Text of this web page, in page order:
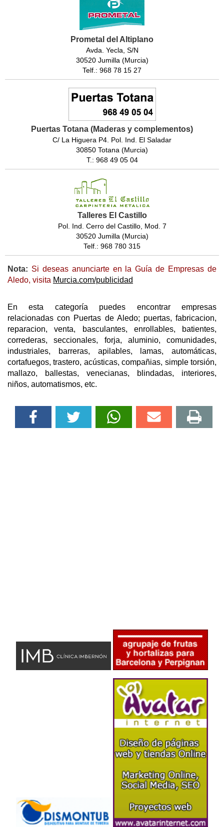
Prometal del Altiplano
Avda. Yecla, S/N
30520 Jumilla (Murcia)
Telf.: 968 78 15 27
Puertas Totana (Maderas y complementos)
C/ La Higuera P4. Pol. Ind. El Saladar
30850 Totana (Murcia)
T.: 968 49 05 04
Talleres El Castillo
Pol. Ind. Cerro del Castillo, Mod. 7
30520 Jumilla (Murcia)
Telf.: 968 780 315
Nota: Si deseas anunciarte en la Guía de Empresas de
Aledo, visita Murcia.com/publicidad
En esta categoría puedes encontrar empresas
relacionadas con Puertas de Aledo; puertas, fabricacion,
reparacion, venta, basculantes, enrollables, batientes,
correderas, seccionales, forja, aluminio, comunidades,
industriales, barreras, apilables, lamas, automáticas,
cortafuegos, trastero, acústicas, compañias, simple torsión,
mallazo, ballestas, venecianas, blindadas, interiores,
niños, automatismos, etc.